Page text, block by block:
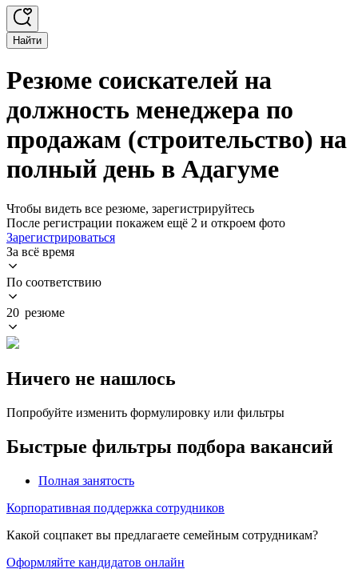
Найти
Резюме соискателей на
должность менеджера по
продажам (строительство) на
полный день в Адагуме
Чтобы видеть все резюме, зарегистрируйтесь
После регистрации покажем ещё 2 и откроем фото
Зарегистрироваться
За всё время
По соответствию
20 резюме
Ничего не нашлось
Попробуйте изменить формулировку или фильтры
Быстрые фильтры подбора вакансий
Полная занятость
Корпоративная поддержка сотрудников
Какой соцпакет вы предлагаете семейным сотрудникам?
Оформляйте кандидатов онлайн